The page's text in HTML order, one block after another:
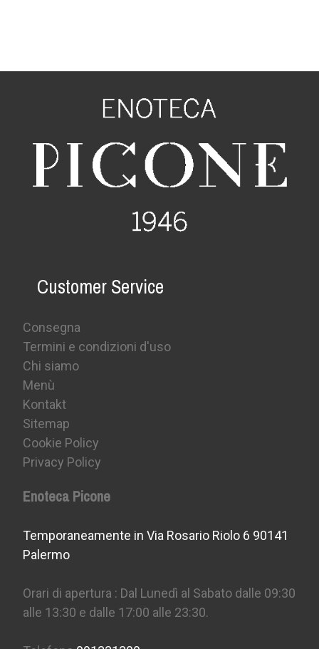
Customer Service
Consegna
Termini e condizioni d'uso
Chi siamo
Menù
Kontakt
Sitemap
Cookie Policy
Privacy Policy
Enoteca Picone
Temporaneamente in Via Rosario Riolo 6 90141
Palermo
Orari di apertura : Dal Lunedì al Sabato dalle 09:30
alle 13:30 e dalle 17:00 alle 23:30.